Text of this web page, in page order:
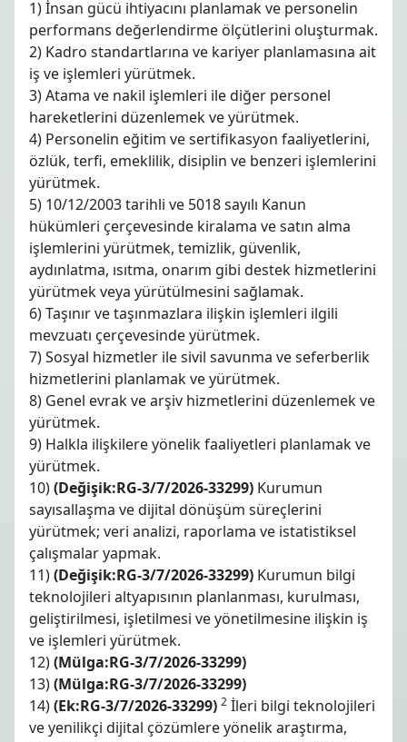
1) İnsan gücü ihtiyacını planlamak ve personelin
performans değerlendirme ölçütlerini oluşturmak.
2) Kadro standartlarına ve kariyer planlamasına ait
iş ve işlemleri yürütmek.
3) Atama ve nakil işlemleri ile diğer personel
hareketlerini düzenlemek ve yürütmek.
4) Personelin eğitim ve sertifikasyon faaliyetlerini,
özlük, terfi, emeklilik, disiplin ve benzeri işlemlerini
yürütmek.
5) 10/12/2003 tarihli ve 5018 sayılı Kanun
hükümleri çerçevesinde kiralama ve satın alma
işlemlerini yürütmek, temizlik, güvenlik,
aydınlatma, ısıtma, onarım gibi destek hizmetlerini
yürütmek veya yürütülmesini sağlamak.
6) Taşınır ve taşınmazlara ilişkin işlemleri ilgili
mevzuatı çerçevesinde yürütmek.
7) Sosyal hizmetler ile sivil savunma ve seferberlik
hizmetlerini planlamak ve yürütmek.
8) Genel evrak ve arşiv hizmetlerini düzenlemek ve
yürütmek.
9) Halkla ilişkilere yönelik faaliyetleri planlamak ve
yürütmek.
10)(Değişik:RG-3/7/2026-33299) Kurumun
sayısallaşma ve dijital dönüşüm süreçlerini
yürütmek; veri analizi, raporlama ve istatistiksel
çalışmalar yapmak.
11)(Değişik:RG-3/7/2026-33299) Kurumun bilgi
teknolojileri altyapısının planlanması, kurulması,
geliştirilmesi, işletilmesi ve yönetilmesine ilişkin iş
ve işlemleri yürütmek.
12)(Mülga:RG-3/7/2026-33299)
13)(Mülga:RG-3/7/2026-33299)
14)(Ek:RG-3/7/2026-33299) 2 İleri bilgi teknolojileri
ve yenilikçi dijital çözümlere yönelik araştırma,